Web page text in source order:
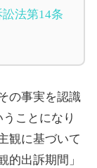
法第14条
の事実を認識
ことになり
観に基づいて
的出訴期間」